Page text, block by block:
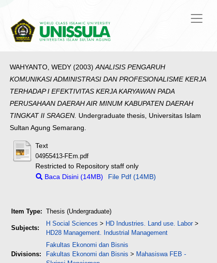
WAHYANTO, WEDY (2003)ANALISIS PENGARUH
KOMUNIKASI ADMINISTRASI DAN PROFESlONALISME KERJA
TERHADAP I EFEKTIVITAS KERJA KARYAWAN PADA
PERUSAHAAN DAERAH AIR MINUM KABUPATEN DAERAH
TINGKAT II SRAGEN. Undergraduate thesis, Universitas Islam
Sultan Agung Semarang.
Text
04955413-FEm.pdf
Restricted to Repository staff only
Baca Disini (14MB)
File Pdf (14MB)
Item Type: Thesis (Undergraduate)
Subjects:
H Social Sciences > HD Industries. Land use. Labor>
HD28 Management. Industrial Management
Divisions:
Fakultas Ekonomi dan Bisnis
Fakultas Ekonomi dan Bisnis > Mahasiswa FEB -